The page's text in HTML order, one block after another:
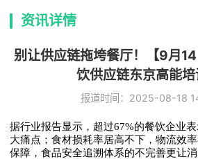
资讯详情
别让供应链拖垮餐厅！【9月
饮供应链东京高能
报道时间：2025-08-18
据行业报告显示，超过67%的餐饮企业
大痛点；食材损耗率居高不下，物流效
保障，食品安全追溯体系的不完善更让